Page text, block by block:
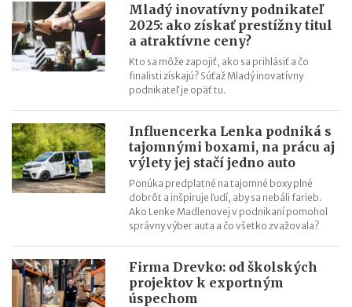
Mladý inovatívny podnikateľ
2025: ako získať prestížny titul
a atraktívne ceny?
Kto sa môže zapojiť, ako sa prihlásiť a čo
finalisti získajú? Súťaž Mladý inovatívny
podnikateľ je opäť tu.
Influencerka Lenka podniká s
tajomnými boxami, na prácu aj
výlety jej stačí jedno auto
Ponúka predplatné na tajomné boxy plné
dobrôt a inšpiruje ľudí, aby sa nebáli farieb.
Ako Lenke Madlenovej v podnikaní pomohol
správny výber auta a čo všetko zvažovala?
Firma Drevko: od školských
projektov k exportným
úspechom